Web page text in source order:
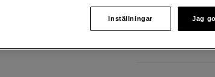
Inställningar Jag